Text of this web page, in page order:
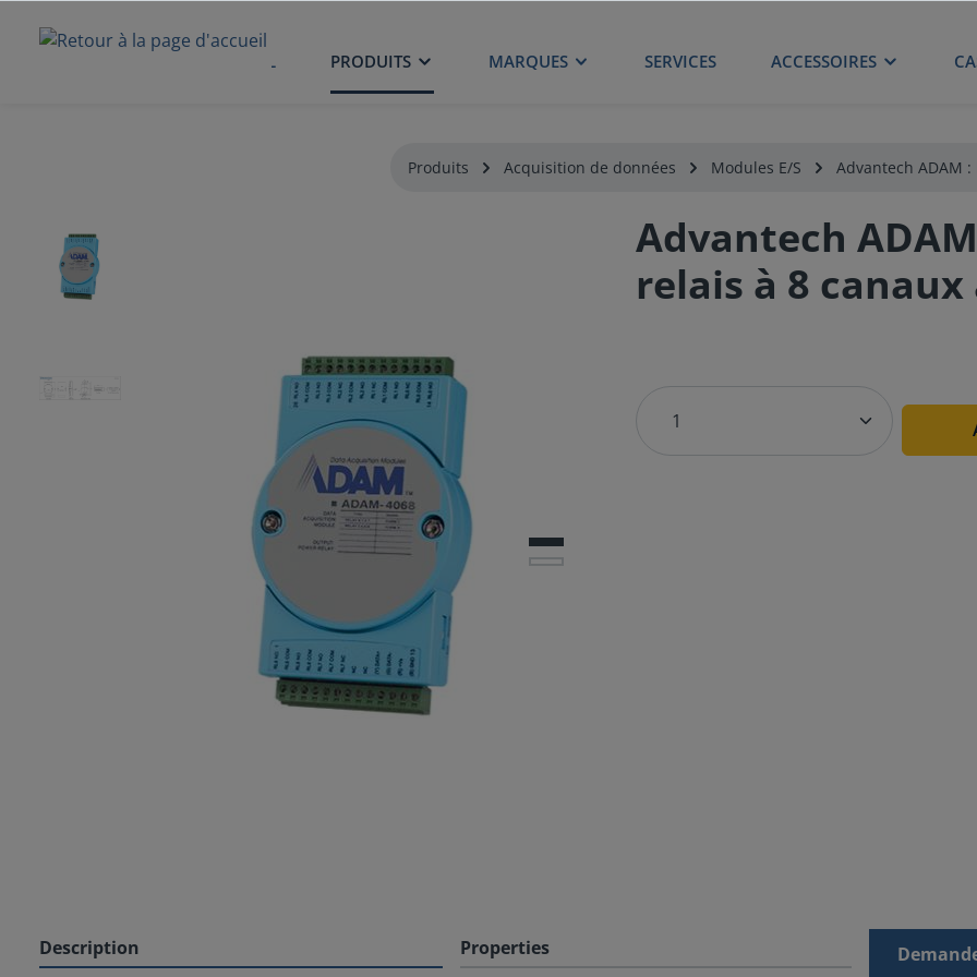
ACCUEIL PRODUITS MARQUES SERVICES ACCESSOIRES
Produits Acquisition de données Modules E/S Advantech ADAM :
Advantech
relais à 8
Description Properties